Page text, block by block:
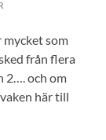
som
från flera
2…. och om
här till